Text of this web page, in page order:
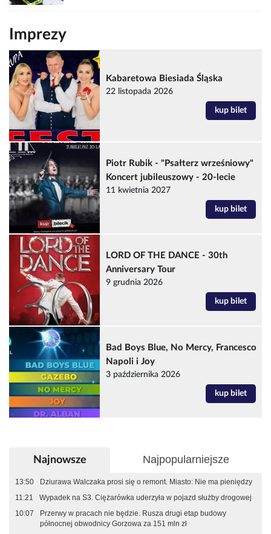
Imprezy
Kabaretowa Biesiada Śląska
22 listopada 2026
kup bilet
Piotr Rubik - "Psałterz wrześniowy"
Koncert jubileuszowy - 20-lecie
11 kwietnia 2027
kup bilet
LORD OF THE DANCE - 30th
Anniversary Tour
9 grudnia 2026
kup bilet
Bad Boys Blue, No Mercy, Francesco
Napoli i Joy
3 października 2026
kup bilet
Najnowsze Najpopularniejsze
13:50
Dziurawa Walczaka prosi się o remont. Miasto: Nie ma pieniędzy
11:21
Wypadek na S3. Ciężarówka uderzyła w pojazd służby drogowej
10:07
Przerwy w pracach nie będzie. Rusza drugi etap budowy
północnej obwodnicy Gorzowa za 151 mln zł